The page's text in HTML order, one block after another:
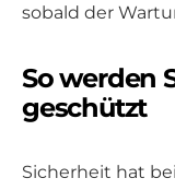
sobald der
So werden
geschützt
Sicherheit hat